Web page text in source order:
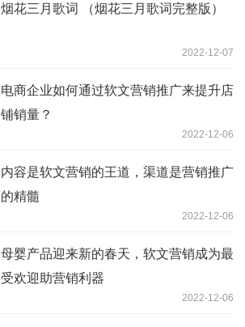
烟花三月歌词 （烟花三月歌词完整版）
2022-12-07
电商企业如何通过软文营销推广来提升店
铺销量？
2022-12-06
内容是软文营销的王道，渠道是营销推广
的精髓
2022-12-06
母婴产品迎来新的春天，软文营销成为最
受欢迎助营销利器
2022-12-06